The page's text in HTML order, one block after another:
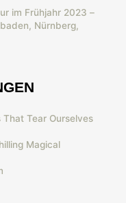
im Frühjahr 2023 –
Nürnberg,
That Tear Ourselves
Magical